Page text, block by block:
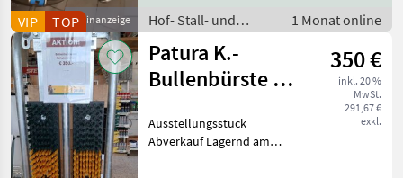
Kleinanzeige
VIP TOP
Hof- Stall- und
Weidetechnik /
Kühltechnik
1 Monat online
Patura K.-
Bullenbürste mit
350 €
inkl. 20 %
MwSt.
291,67 €
exkl.
Ausstellungsstück
Abverkauf Lagernd am